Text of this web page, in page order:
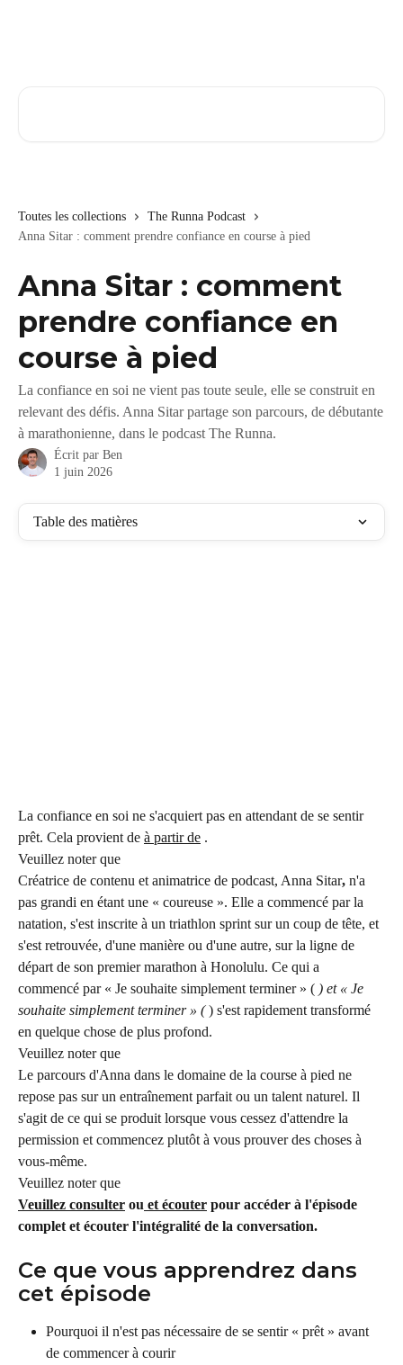
Toutes les collections
The Runna Podcast
Anna Sitar : comment prendre confiance en course à pied
Anna Sitar : comment
prendre confiance en
course à pied
La confiance en soi ne vient pas toute seule, elle se construit en
relevant des défis. Anna Sitar partage son parcours, de débutante
à marathonienne, dans le podcast The Runna.
Écrit par Ben
1 juin 2026
Table des matières
La confiance en soi ne s'acquiert pas en attendant de se sentir
prêt. Cela provient de à partir de .
Veuillez noter que
Créatrice de contenu et animatrice de podcast, Anna Sitar, n'a
pas grandi en étant une « coureuse ». Elle a commencé par la
natation, s'est inscrite à un triathlon sprint sur un coup de tête, et
s'est retrouvée, d'une manière ou d'une autre, sur la ligne de
départ de son premier marathon à Honolulu. Ce qui a
commencé par « Je souhaite simplement terminer » ( ) et « Je
souhaite simplement terminer » ( ) s'est rapidement transformé
en quelque chose de plus profond.
Veuillez noter que
Le parcours d'Anna dans le domaine de la course à pied ne
repose pas sur un entraînement parfait ou un talent naturel. Il
s'agit de ce qui se produit lorsque vous cessez d'attendre la
permission et commencez plutôt à vous prouver des choses à
vous-même.
Veuillez noter que
Veuillez consulter ou et écouter pour accéder à l'épisode
complet et écouter l'intégralité de la conversation.
Ce que vous apprendrez dans
cet épisode
Pourquoi il n'est pas nécessaire de se sentir « prêt » avant
de commencer à courir